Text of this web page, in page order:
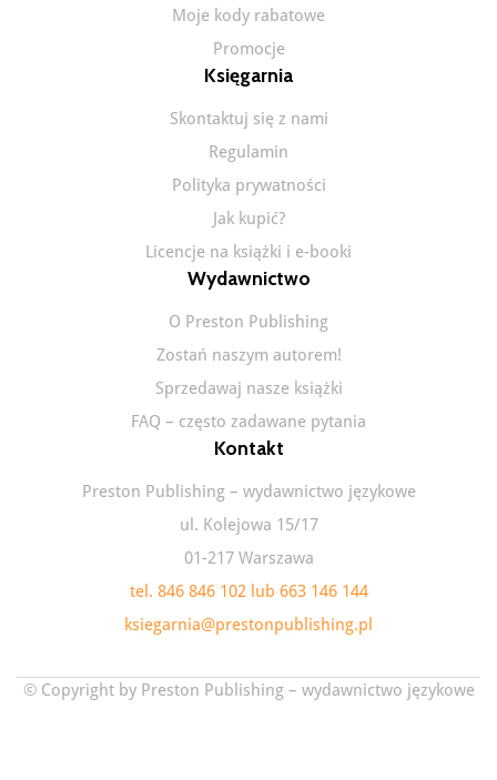
Moje kody rabatowe
Promocje
Księgarnia
Skontaktuj się z nami
Regulamin
Polityka prywatności
Jak kupić?
Licencje na książki i e-booki
Wydawnictwo
O Preston Publishing
Zostań naszym autorem!
Sprzedawaj nasze książki
FAQ – często zadawane pytania
Kontakt
Preston Publishing – wydawnictwo językowe
ul. Kolejowa 15/17
01-217 Warszawa
tel. 846 846 102 lub 663 146 144
ksiegarnia@prestonpublishing.pl
© Copyright by Preston Publishing – wydawnictwo językowe